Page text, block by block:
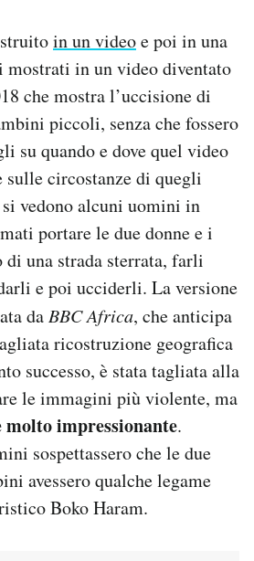
in un videoe poi in una
in un video diventato
che mostra l’uccisione di
piccoli, senza che fossero
su quando e dove quel video
sulle circostanze di quegli
vedono alcuni uomini in
portare le due donne e i
una strada sterrata, farli
e poi ucciderli. La versione
daBBC Africa, che anticipa
ricostruzione geografica
successo, è stata tagliata alla
le immagini più violente, ma
impressionante.
sospettassero che le due
avessero qualche legame
Boko Haram.